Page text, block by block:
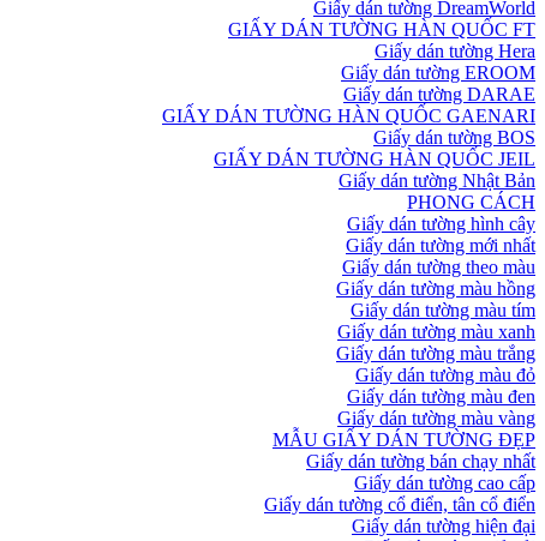
Giấy dán tường DreamWorld
GIẤY DÁN TƯỜNG HÀN QUỐC FT
Giấy dán tường Hera
Giấy dán tường EROOM
Giấy dán tường DARAE
GIẤY DÁN TƯỜNG HÀN QUỐC GAENARI
Giấy dán tường BOS
GIẤY DÁN TƯỜNG HÀN QUỐC JEIL
Giấy dán tường Nhật Bản
PHONG CÁCH
Giấy dán tường hình cây
Giấy dán tường mới nhất
Giấy dán tường theo màu
Giấy dán tường màu hồng
Giấy dán tường màu tím
Giấy dán tường màu xanh
Giấy dán tường màu trắng
Giấy dán tường màu đỏ
Giấy dán tường màu đen
Giấy dán tường màu vàng
MẪU GIẤY DÁN TƯỜNG ĐẸP
Giấy dán tường bán chạy nhất
Giấy dán tường cao cấp
Giấy dán tường cổ điển, tân cổ điển
Giấy dán tường hiện đại